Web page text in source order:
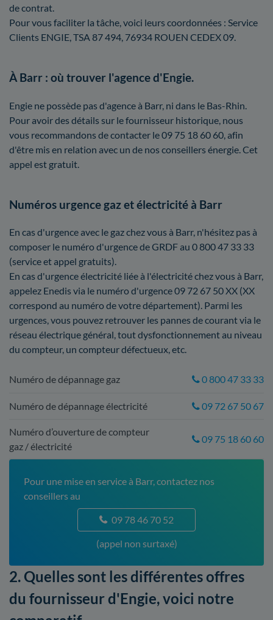
de contrat.
Pour vous faciliter la tâche, voici leurs coordonnées : Service
Clients ENGIE, TSA 87 494, 76934 ROUEN CEDEX 09.
À Barr : où trouver l'agence d'Engie.
Engie ne possède pas d'agence à Barr, ni dans le Bas-Rhin.
Pour avoir des détails sur le fournisseur historique, nous
vous recommandons de contacter le 09 75 18 60 60, afin
d'être mis en relation avec un de nos conseillers énergie. Cet
appel est gratuit.
Numéros urgence gaz et électricité à Barr
En cas d'urgence avec le gaz chez vous à Barr, n'hésitez pas à
composer le numéro d'urgence de GRDF au 0 800 47 33 33
(service et appel gratuits).
En cas d'urgence électricité liée à l'électricité chez vous à Barr,
appelez Enedis via le numéro d'urgence 09 72 67 50 XX (XX
correspond au numéro de votre département). Parmi les
urgences, vous pouvez retrouver les pannes de courant via le
réseau électrique général, tout dysfonctionnement au niveau
du compteur, un compteur défectueux, etc.
Numéro de dépannage gaz 0 800 47 33 33
Numéro de dépannage électricité 09 72 67 50 67
Numéro d’ouverture de compteur
gaz / électricité
09 75 18 60 60
Pour une mise en service à Barr, contactez nos
conseillers au
09 78 46 70 52
(appel non surtaxé)
2. Quelles sont les différentes offres
du fournisseur d'Engie, voici notre